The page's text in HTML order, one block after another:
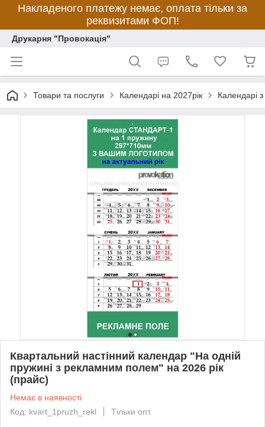
Накладеного платежу немає, оплата тільки за
реквизитами ФОП!
Друкарня "Провокація"
Товари та послуги Календарі на 2027рік Календарі
Квартальний настінний календар "На одній
пружині з рекламним полем" на 2026 рік
(прайс)
Немає в наявності
Код: kvart_1pruzh_rekl
Тільки опт